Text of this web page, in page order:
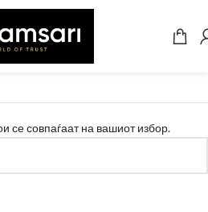
се совпаѓаат на вашиот избор.